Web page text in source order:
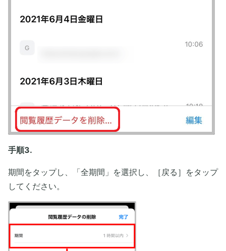
手順3.
期間をタップし、「全期間」を選択し、［戻る］をタップ
してください。